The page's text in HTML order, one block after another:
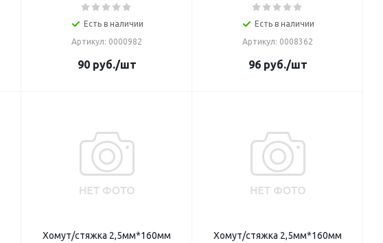
Есть в наличии
Артикул: 0000982
90руб./шт
Есть в наличии
Артикул: 0008362
96руб./шт
Хомут/стяжка 2,5мм*160мм
Хомут/стяжка 2,5мм*160мм